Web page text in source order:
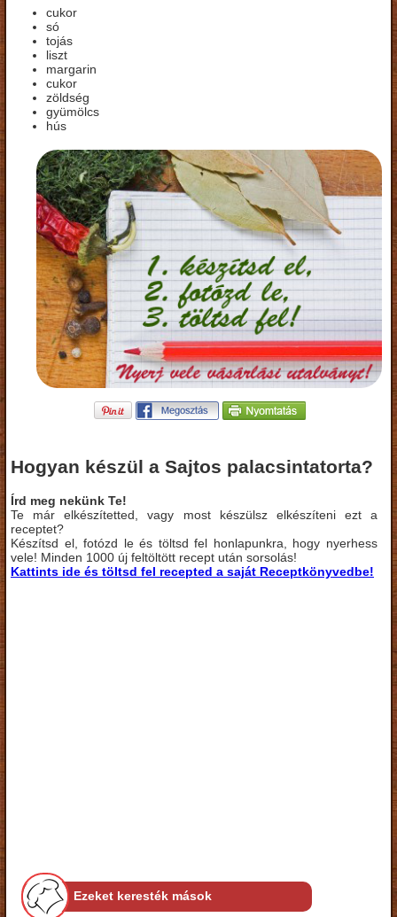
cukor
só
tojás
liszt
margarin
cukor
zöldség
gyümölcs
hús
Hogyan készül a Sajtos palacsintatorta?
Írd meg nekünk Te!
Te már elkészítetted, vagy most készülsz elkészíteni ezt a
receptet?
Készítsd el, fotózd le és töltsd fel honlapunkra, hogy nyerhess
vele! Minden 1000 új feltöltött recept után sorsolás!
Kattints ide és töltsd fel recepted a saját Receptkönyvedbe!
Ezeket keresték mások